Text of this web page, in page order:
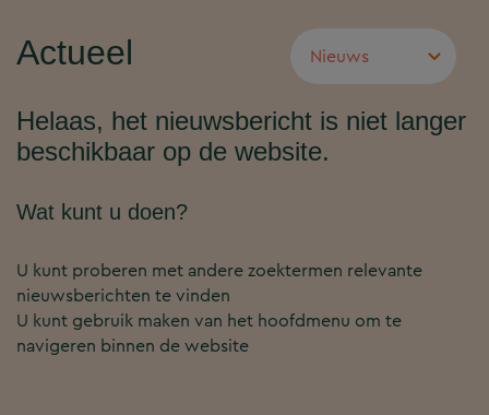
Actueel
Helaas, het nieuwsbericht is niet langer
beschikbaar op de website.
Wat kunt u doen?
U kunt proberen met andere zoektermen relevante
nieuwsberichten te vinden
U kunt gebruik maken van het hoofdmenu om te
navigeren binnen de website